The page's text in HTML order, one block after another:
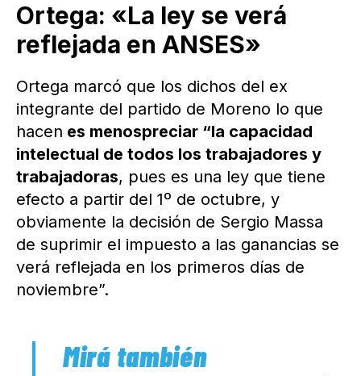
Ortega: «La ley se verá
reflejada en ANSES»
Ortega marcó que los dichos del ex
integrante del partido de Moreno lo que
hacen es menospreciar “la capacidad
intelectual de todos los trabajadores y
trabajadoras, pues es una ley que tiene
efecto a partir del 1º de octubre, y
obviamente la decisión de Sergio Massa
de suprimir el impuesto a las ganancias se
verá reflejada en los primeros días de
noviembre”.